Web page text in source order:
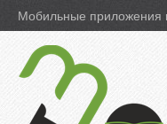
Мобильные приложения